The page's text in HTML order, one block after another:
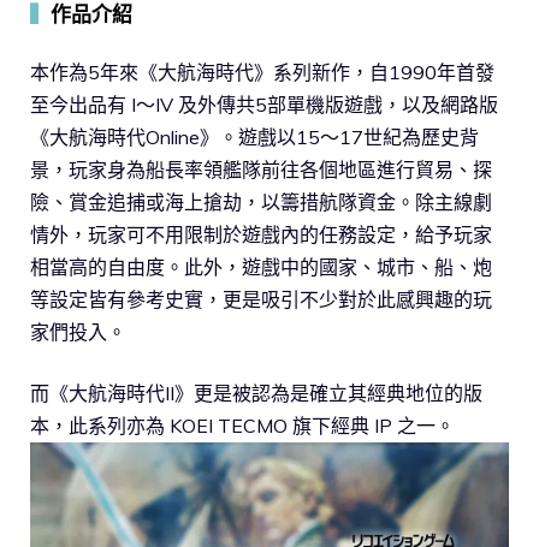
作品介紹
本作為5年來《大航海時代》系列新作，自1990年首發
至今出品有 I～IV 及外傳共5部單機版遊戲，以及網路版
《大航海時代Online》。遊戲以15～17世紀為歷史背
景，玩家身為船長率領艦隊前往各個地區進行貿易、探
險、賞金追捕或海上搶劫，以籌措航隊資金。除主線劇
情外，玩家可不用限制於遊戲內的任務設定，給予玩家
相當高的自由度。此外，遊戲中的國家、城市、船、炮
等設定皆有參考史實，更是吸引不少對於此感興趣的玩
家們投入。
而《大航海時代II》更是被認為是確立其經典地位的版
本，此系列亦為 KOEI TECMO 旗下經典 IP 之一。